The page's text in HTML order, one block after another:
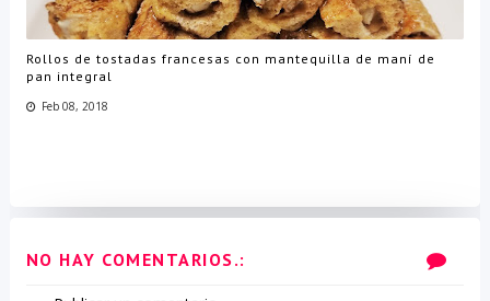
Rollos de tostadas francesas con mantequilla de maní de
pan integral
Feb 08, 2018
NO HAY COMENTARIOS.: